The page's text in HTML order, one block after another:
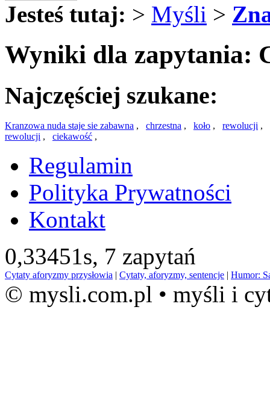
Jesteś tutaj: > Myśli >
Wyniki dla zapytania:
Najczęściej szukane:
Kranzowa nuda staje sie zabawna , chrzestna , koło , rewolucji ,
rewolucji , ciekawość ,
Regulamin
Polityka Prywatności
Kontakt
0,33451s, 7 zapytań
Cytaty aforyzmy przysłowia | Cytaty, aforyzmy, sentencje | Humor:
© mysli.com.pl • myśli i